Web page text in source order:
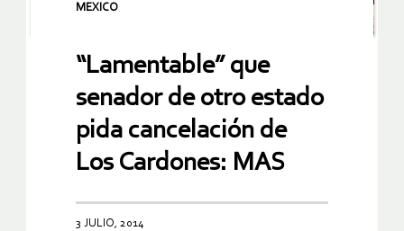
MEXICO
“Lamentable” que
senador de otro estado
pida cancelación de
Los Cardones: MAS
3 JULIO, 2014